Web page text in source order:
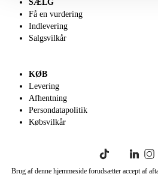
SÆLG
Få en vurdering
Indlevering
Salgsvilkår
KØB
Levering
Afhentning
Persondatapolitik
Købsvilkår
Brug af denne hjemmeside forudsætter accept af